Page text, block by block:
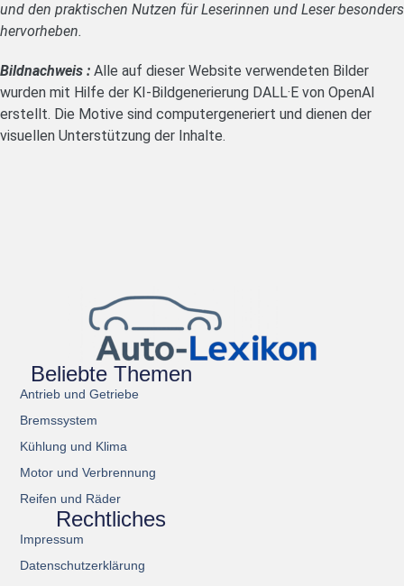
und den praktischen Nutzen für Leserinnen und Leser besonders
hervorheben.
Bildnachweis : Alle auf dieser Website verwendeten Bilder
wurden mit Hilfe der KI-Bildgenerierung DALL·E von OpenAI
erstellt. Die Motive sind computergeneriert und dienen der
visuellen Unterstützung der Inhalte.
Beliebte Themen
Antrieb und Getriebe
Bremssystem
Kühlung und Klima
Motor und Verbrennung
Reifen und Räder
Rechtliches
Impressum
Datenschutzerklärung